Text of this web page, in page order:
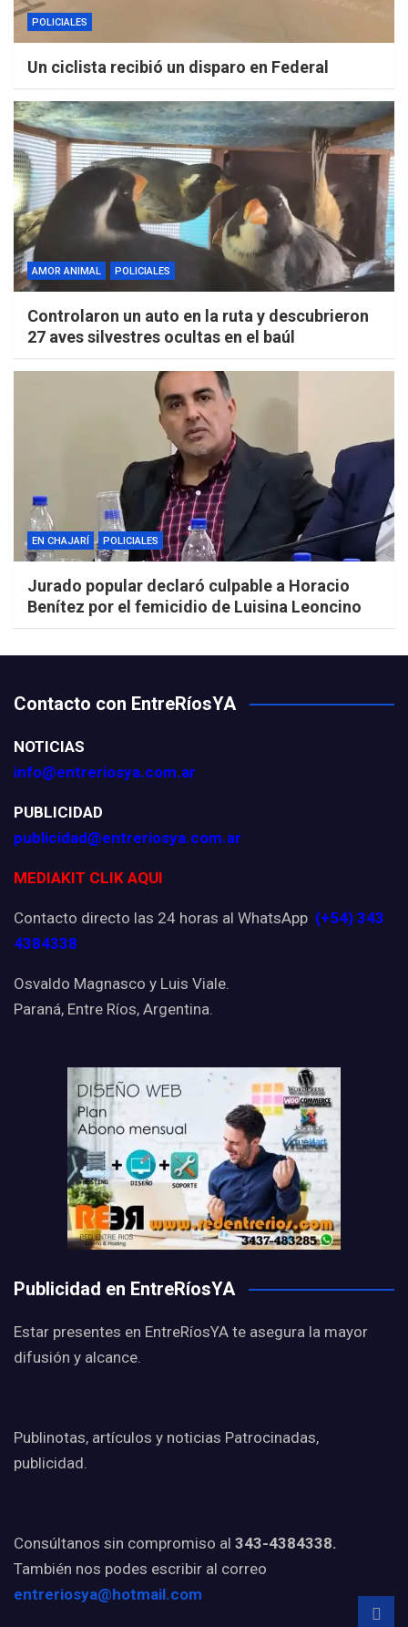
POLICIALES
Un ciclista recibió un disparo en Federal
AMOR ANIMAL POLICIALES
Controlaron un auto en la ruta y descubrieron
27 aves silvestres ocultas en el baúl
EN CHAJARÍ POLICIALES
Jurado popular declaró culpable a Horacio
Benítez por el femicidio de Luisina Leoncino
Contacto con EntreRíosYA
NOTICIAS
info@entreriosya.com.ar
PUBLICIDAD
publicidad@entreriosya.com.ar
MEDIAKIT CLIK AQUI
Contacto directo las 24 horas al WhatsApp (+54) 343
4384338
Osvaldo Magnasco y Luis Viale.
Paraná, Entre Ríos, Argentina.
Publicidad en EntreRíosYA
Estar presentes en EntreRíosYA te asegura la mayor
difusión y alcance.
Publinotas, artículos y noticias Patrocinadas,
publicidad.
Consúltanos sin compromiso al 343-4384338.
También nos podes escribir al correo
entreriosya@hotmail.com